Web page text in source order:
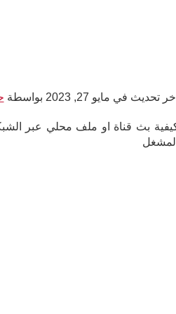
اخر تحديث في مايو 27, 2023 بواسطة
المشغل